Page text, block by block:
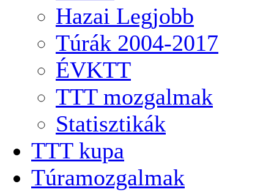
Hazai Legjobb
Túrák 2004-2017
ÉVKTT
TTT mozgalmak
Statisztikák
TTT kupa
Túramozgalmak